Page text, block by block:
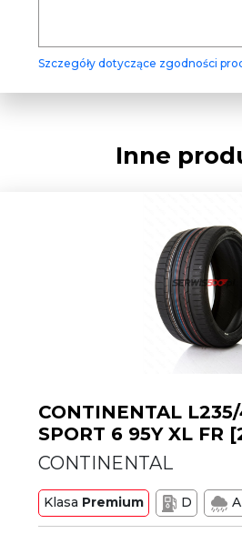
Szczegóły dotyczące zgodności
Inne
CONTINENTAL
SPORT 6 95Y XL FR
CONTINENTAL
Klasa Premium D A